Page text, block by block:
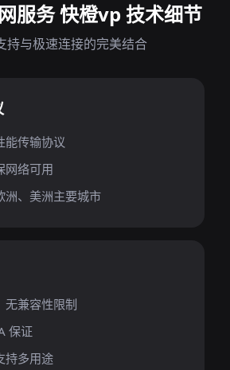
服务 快橙vp 技术细节
持与极速连接的完美结合
能传输协议
网络可用
洲、美洲主要城市
无兼容性限制
保证
持多用途